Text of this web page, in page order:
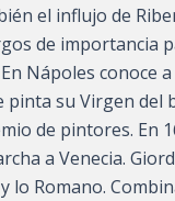
el influjo de
de importancia
Nápoles conoce
pinta su Virgen del
de pintores. En
a Venecia.
lo Romano.